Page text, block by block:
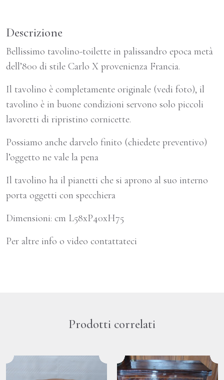
Descrizione
Bellissimo tavolino-toilette in palissandro epoca metà
dell’800 di stile Carlo X provenienza Francia.
Il tavolino è completamente originale (vedi foto), il
tavolino è in buone condizioni servono solo piccoli
lavoretti di ripristino cornicette.
Possiamo anche darvelo finito (chiedete preventivo)
l’oggetto ne vale la pena
Il tavolino ha il pianetti che si aprono al suo interno
porta oggetti con specchiera
Dimensioni: cm L58xP40xH75
Per altre info o video contattateci
Prodotti correlati